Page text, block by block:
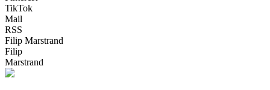
TikTok
Mail
RSS
Filip Marstrand
Filip
Marstrand